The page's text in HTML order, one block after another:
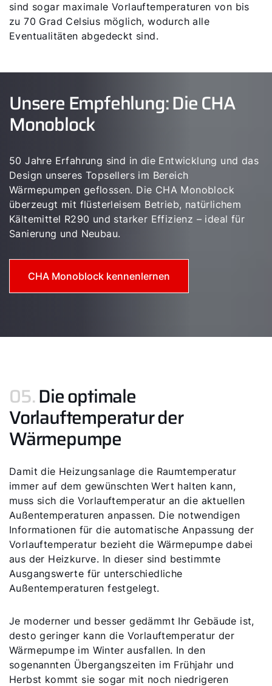
sind sogar maximale Vorlauftemperaturen von bis
zu 70 Grad Celsius möglich, wodurch alle
Eventualitäten abgedeckt sind.
Unsere Empfehlung: Die CHA
Monoblock
50 Jahre Erfahrung sind in die Entwicklung und das
Design unseres Topsellers im Bereich
Wärmepumpen geflossen. Die CHA Monoblock
überzeugt mit flüsterleisem Betrieb, natürlichem
Kältemittel R290 und starker Effizienz – ideal für
Sanierung und Neubau.
CHA Monoblock kennenlernen
05.Die optimale
Vorlauftemperatur der
Wärmepumpe
Damit die Heizungsanlage die Raumtemperatur
immer auf dem gewünschten Wert halten kann,
muss sich die Vorlauftemperatur an die aktuellen
Außentemperaturen anpassen. Die notwendigen
Informationen für die automatische Anpassung der
Vorlauftemperatur bezieht die Wärmepumpe dabei
aus der Heizkurve. In dieser sind bestimmte
Ausgangswerte für unterschiedliche
Außentemperaturen festgelegt.
Je moderner und besser gedämmt Ihr Gebäude ist,
desto geringer kann die Vorlauftemperatur der
Wärmepumpe im Winter ausfallen. In den
sogenannten Übergangszeiten im Frühjahr und
Herbst kommt sie sogar mit noch niedrigeren